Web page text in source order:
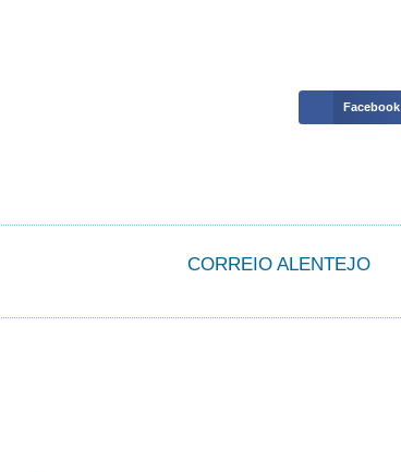
Facebook
CORREIO ALENTEJO